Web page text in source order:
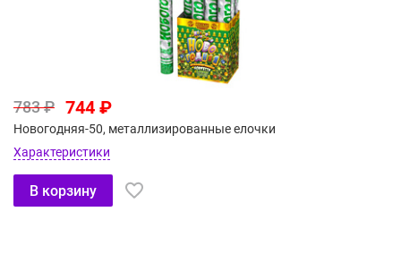
783 ₽ 744 ₽
Новогодняя-50, металлизированные елочки
Характеристики
В корзину